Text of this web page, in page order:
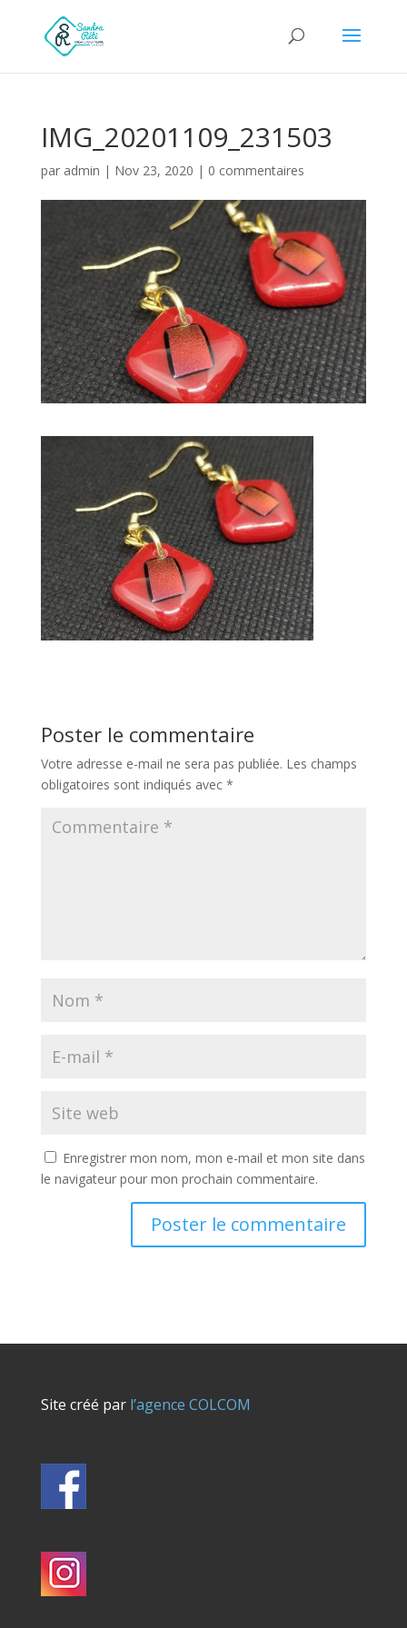
IMG_20201109_231503
par admin | Nov 23, 2020 | 0 commentaires
Poster le commentaire
Votre adresse e-mail ne sera pas publiée. Les champs
obligatoires sont indiqués avec *
Enregistrer mon nom, mon e-mail et mon site dans
le navigateur pour mon prochain commentaire.
Site créé parl’agence COLCOM